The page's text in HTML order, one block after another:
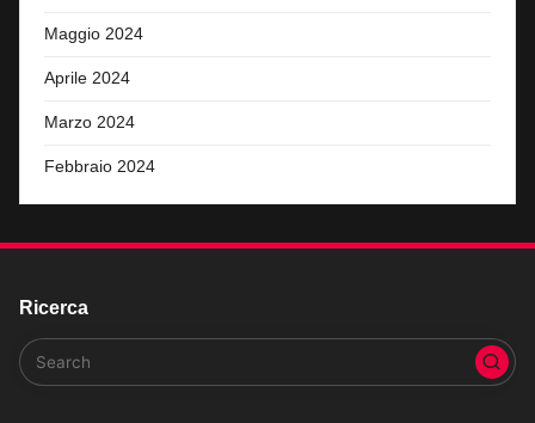
Maggio 2024
Aprile 2024
Marzo 2024
Febbraio 2024
Ricerca